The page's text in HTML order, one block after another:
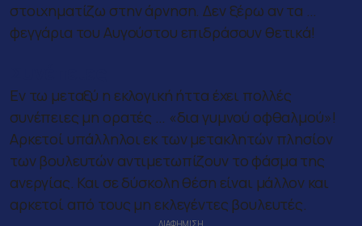
στοιχηματίζω στην άρνηση. Δεν ξέρω αν τα …
φεγγάρια του Αυγούστου επιδράσουν θετικά!
Εν τω μεταξύ η εκλογική ήττα έχει πολλές
συνέπειες μη ορατές … «δια γυμνού οφθαλμού»!
Αρκετοί υπάλληλοι εκ των μετακλητών πλησίον
των βουλευτών αντιμετωπίζουν το φάσμα της
ανεργίας. Και σε δύσκολη θέση είναι μάλλον και
αρκετοί από τους μη εκλεγέντες βουλευτές.